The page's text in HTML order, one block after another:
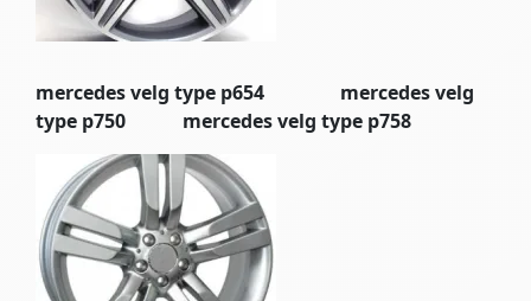
mercedes velg type p654 mercedes velg
type p750 mercedes velg type p758